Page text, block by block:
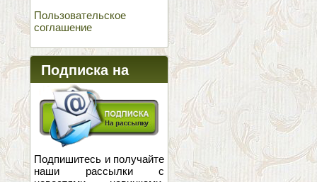
Пользовательское
соглашение
Подписка на
новости
Подпишитесь и получайте
наши рассылки с